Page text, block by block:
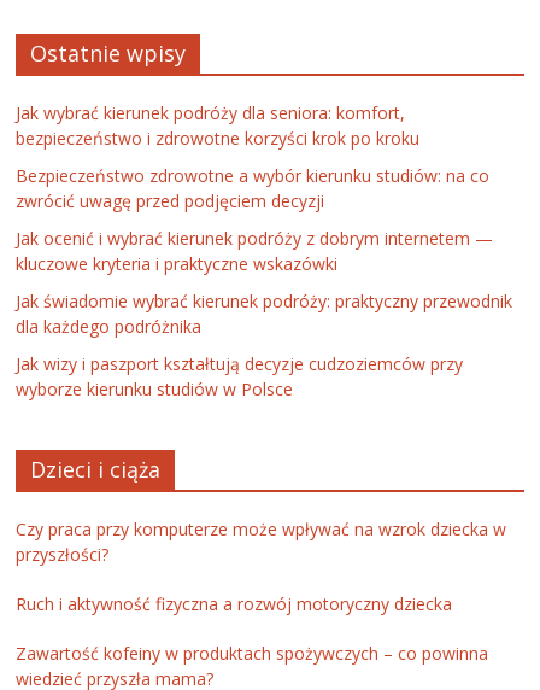
Ostatnie wpisy
Jak wybrać kierunek podróży dla seniora: komfort,
bezpieczeństwo i zdrowotne korzyści krok po kroku
Bezpieczeństwo zdrowotne a wybór kierunku studiów: na co
zwrócić uwagę przed podjęciem decyzji
Jak ocenić i wybrać kierunek podróży z dobrym internetem —
kluczowe kryteria i praktyczne wskazówki
Jak świadomie wybrać kierunek podróży: praktyczny przewodnik
dla każdego podróżnika
Jak wizy i paszport kształtują decyzje cudzoziemców przy
wyborze kierunku studiów w Polsce
Dzieci i ciąża
Czy praca przy komputerze może wpływać na wzrok dziecka w
przyszłości?
Ruch i aktywność fizyczna a rozwój motoryczny dziecka
Zawartość kofeiny w produktach spożywczych – co powinna
wiedzieć przyszła mama?